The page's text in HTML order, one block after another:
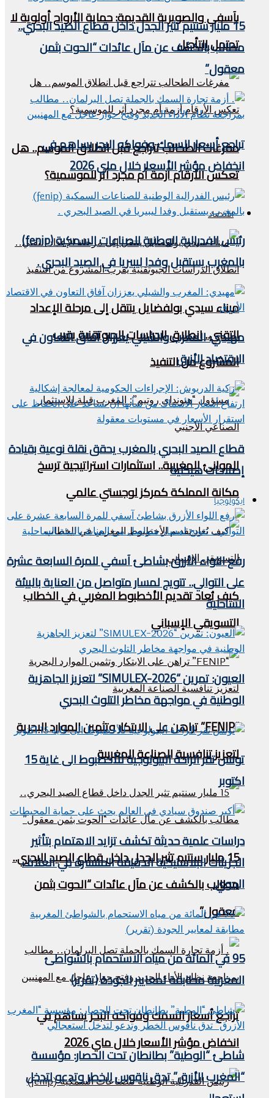
بآسفي والصويرية القديمة: حماية الأرواح أولوية لا
تحتمل التأجيل
مفرغات الطحالب تتراجع قبل انطلاق الموسم.. هل
تعكس الأرقام أزمة أم مجرد أثر للموسمية؟
اقتصاد
ميناء سيدي بولفضايل ينتقل إلى مرحلة الإعداد
التقني.. انطلاق الدراسات الجيوتقنية يقرب
المشروع من التنفيذ
الموانئ المغربية.. استثمارات استراتيجية ترسخ
مكانة المملكة كمركز لوجستي عالمي
كيف يُعاد تقديم الأخطبوط المغربي في الخطاب
التسويقي الإسباني
“FENIP” تراهن على الابتكار وتثمين الموارد البحرية
لتعزيز تنافسية الصناعة المغربية
15 مليار سنتيم تثير الجدل داخل قطاع الصيد البحري..
مطالب بالكشف عن مآل عائدات “الحوت بثمن
معقول”
تراجع أسعار السمك وفواكه البحر يساهم في
انخفاض مؤشر الأسعار خلال ماي 2026
15 مليار سنتيم تثير الجدل داخل قطاع الصيد البحري..
مطالب بالكشف عن مآل عائدات “الحوت بثمن
معقول”
تراجع أسعار السمك وفواكه البحر يساهم في
انخفاض مؤشر الأسعار خلال ماي 2026
رئيس الفدرالية الوطنية للصناعات السمكية (fenip)
بالمغرب يستقبل وفدا ليبيريا في الصيد البحري .
مهيدي: المغرب والشيلي يعززان آفاق التعاون في
الاقتصاد الأزرق
قطاع الصيد البحري بالمغرب يحقق نقلة نوعية بقيادة
إصلاحات هيكلية
ايكولوجيا
رفع اللواء الأزرق بشاطئ آسفي للمرة السابعة عشرة
على التوالي.. تتويج لمسار متواصل من العناية بالبيئة
الساحلية
العيون: تمرين “SIMULEX-2026” لتعزيز الجاهزية
الوطنية في مواجهة مخاطر التلوث البحري
تونس تقر الراحة البيولوجية للأخطبوط الى غاية 15
اكتوبر
دراسات علمية حديثة تكشف تزايد الاهتمام بتأثير
الجزيئات البلاستيكية الدقيقة المنتشرة في الغلاف
الجوي،
95 في المائة من مياه الاستحمام بالشواطئ
المغربية مطابقة لمعايير الجودة (تقرير)
شاطئ “الوطية” بطانطان تحت الحصار: مؤسسة
“المغرب الأزرق” تدق ناقوس الخطر وتدعو لتدخل